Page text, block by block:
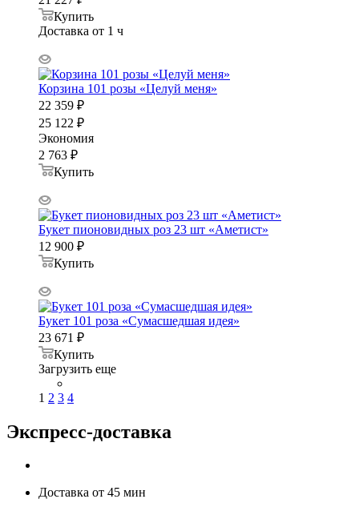
Купить
Доставка от 1 ч
Корзина 101 розы «Целуй меня»
22 359 ₽
25 122 ₽
Экономия
2 763 ₽
Купить
Букет пионовидных роз 23 шт «Аметист»
12 900 ₽
Купить
Букет 101 роза «Сумасшедшая идея»
23 671 ₽
Купить
Загрузить еще
1 2 3 4
Экспресс-доставка
Доставка от 45 мин